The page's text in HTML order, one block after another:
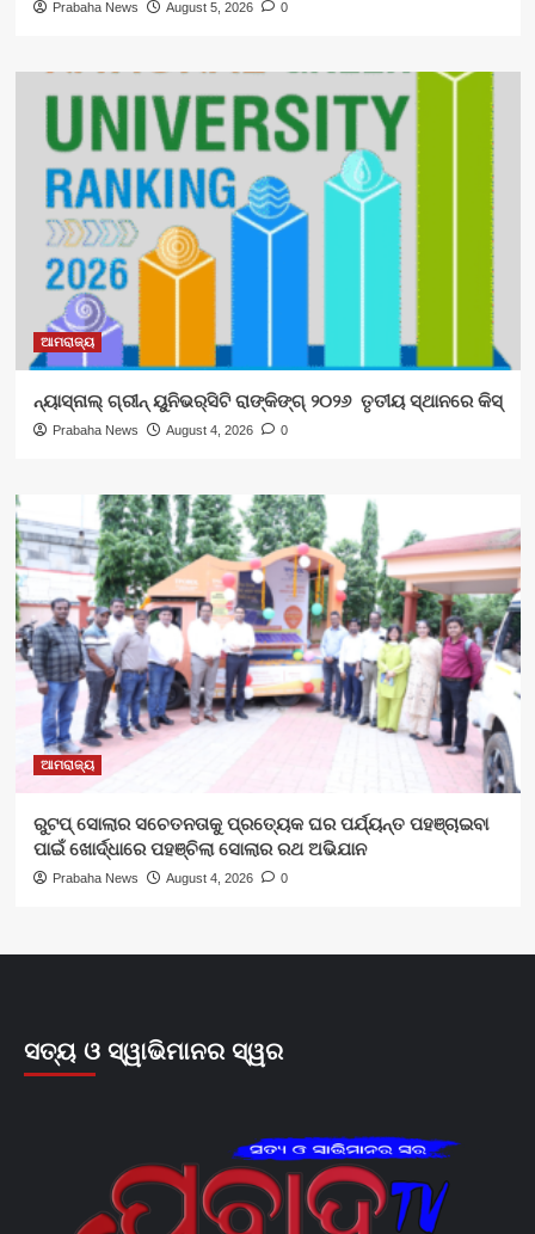
Prabaha News August 5, 2026 0
ଆମରାଜ୍ୟ
ନ୍ୟାସ୍‍ନାଲ୍‍ ଗ୍ରୀନ୍ ୟୁନିଭର୍‍ସିଟି ରାଙ୍କିଙ୍ଗ୍‌ ୨୦୨୬ ତୃତୀୟ ସ୍ଥାନରେ କିସ୍
Prabaha News August 4, 2026 0
ଆମରାଜ୍ୟ
ରୁଟପ୍ ସୋଲାର ସଚେତନତାକୁ ପ୍ରତ୍ୟେକ ଘର ପର୍ଯ୍ୟନ୍ତ ପହଞ୍ଚାଇବା
ପାଇଁ ଖୋର୍ଦ୍ଧାରେ ପହଞ୍ଚିଲା ସୋଲାର ରଥ ଅଭିଯାନ
Prabaha News August 4, 2026 0
ସତ୍ୟ ଓ ସ୍ୱାଭିମାନର ସ୍ୱର